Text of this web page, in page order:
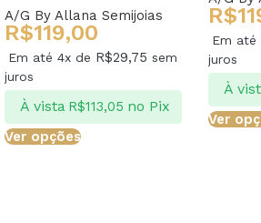
A/G By Allana Semijoias
R$119,00
Em até 4x de R$29,75 sem
juros
À vista R$113,05 no Pix
Ver opções
R$
Em até
juros
À
Ver